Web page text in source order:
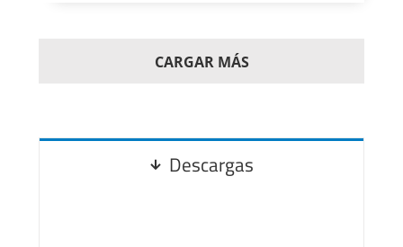
CARGAR MÁS
Descargas